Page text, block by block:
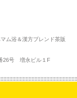
ム浴＆漢方ブレンド茶販
1番26号 増永ビル１F